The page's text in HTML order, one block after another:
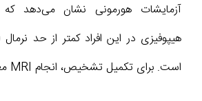
آزمایشات هورمونی نشان می‌دهد که
هیپوفیزی در این افراد کمتر از حد
است. برای تکمیل تشخیص، انجام MRI مغز توصیه می‌شود.